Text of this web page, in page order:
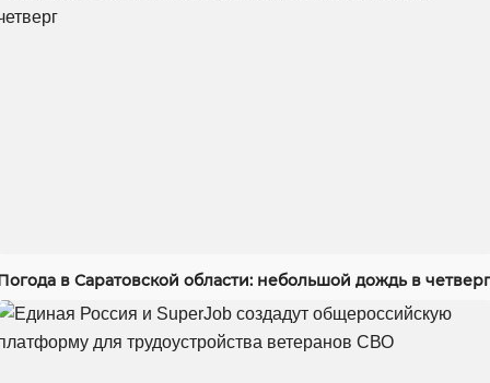
в Саратовской области: небольшой дождь в четверг